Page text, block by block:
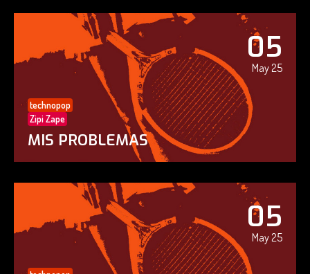
05
May 25
technopop
Zipi Zape
MIS PROBLEMAS
05
May 25